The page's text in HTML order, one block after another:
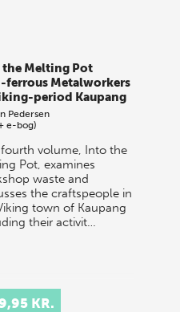
sæt kryds i kalenderen
Melting Pot
ferrous Metalworkers
period Kaupang
Pedersen
e-bog)
volume, Into the
Pot, examines
waste and
the craftspeople in
town of Kaupang
their activit…
KR.